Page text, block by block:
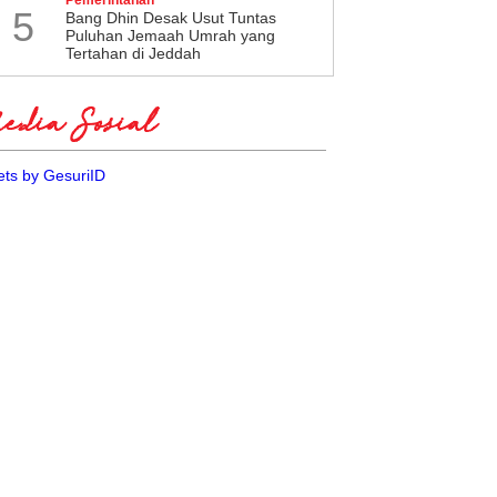
5
Bang Dhin Desak Usut Tuntas
Puluhan Jemaah Umrah yang
Tertahan di Jeddah
Sosial
by GesuriID